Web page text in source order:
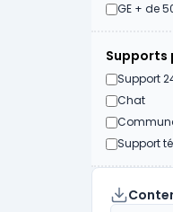
GE + de
Supports
Support
Chat
Support